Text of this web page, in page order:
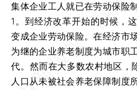
集体企业工人就已在劳动保险
1。到经济改革开始的时候，
变成企业劳动保险。在经济市
为继的企业养老制度为城市职
代。然而在大多数农村地区，
人口从未被社会养老保障制度